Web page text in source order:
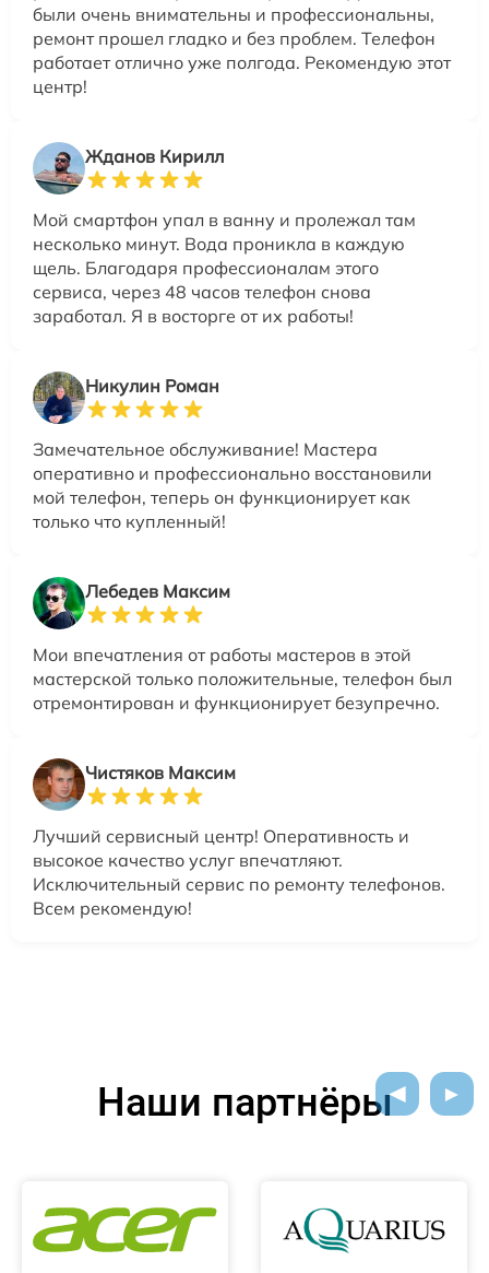
были очень внимательны и профессиональны,
ремонт прошел гладко и без проблем. Телефон
работает отлично уже полгода. Рекомендую этот
центр!
Жданов Кирилл
Мой смартфон упал в ванну и пролежал там
несколько минут. Вода проникла в каждую
щель. Благодаря профессионалам этого
сервиса, через 48 часов телефон снова
заработал. Я в восторге от их работы!
Никулин Роман
Замечательное обслуживание! Мастера
оперативно и профессионально восстановили
мой телефон, теперь он функционирует как
только что купленный!
Лебедев Максим
Мои впечатления от работы мастеров в этой
мастерской только положительные, телефон был
отремонтирован и функционирует безупречно.
Чистяков Максим
Лучший сервисный центр! Оперативность и
высокое качество услуг впечатляют.
Исключительный сервис по ремонту телефонов.
Всем рекомендую!
Наши партнёры